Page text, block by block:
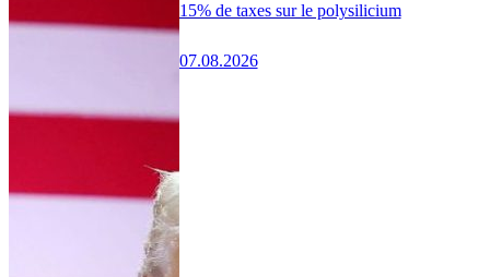
15% de taxes sur le polysilicium
07.08.2026